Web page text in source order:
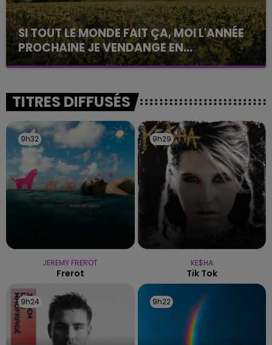
SI TOUT LE MONDE FAIT ÇA, MOI L'ANNÉE
PROCHAINE JE VENDANGE EN...
La vendange en Champagne a débuté ce jeudi 6
jamais vu !
TITRES DIFFUSÉS
9h32
9h32
JEREMY FREROT
Frerot
9h29
9h29
KE$HA
Tik Tok
9h24
9h24 9h22
9h22